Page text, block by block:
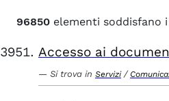
96850 elementi soddisfano
Accesso ai
Si trova in Servizi /